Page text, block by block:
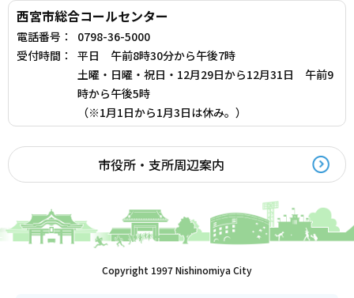
西宮市総合コールセンター
電話番号：
0798-36-5000
受付時間：
平日 午前8時30分から午後7時
土曜・日曜・祝日・12月29日から12月31日 午前9
時から午後5時
（※1月1日から1月3日は休み。）
市役所・支所周辺案内
Copyright 1997 Nishinomiya City